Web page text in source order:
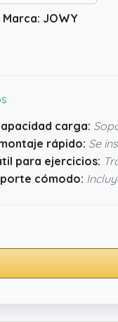
Marca: JOWY
carga:
rápido: Se
para ejercicios:
cómodo: